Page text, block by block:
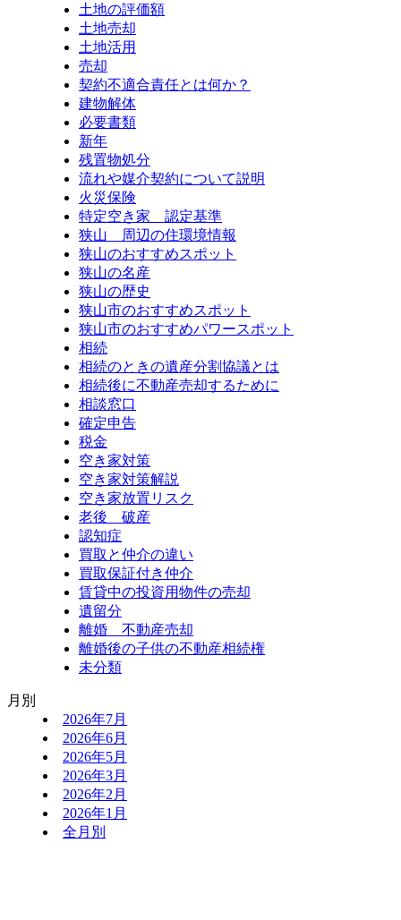
土地の評価額
土地売却
土地活用
売却
契約不適合責任とは何か？
建物解体
必要書類
新年
残置物処分
流れや媒介契約について説明
火災保険
特定空き家 認定基準
狭山 周辺の住環境情報
狭山のおすすめスポット
狭山の名産
狭山の歴史
狭山市のおすすめスポット
狭山市のおすすめパワースポット
相続
相続のときの遺産分割協議とは
相続後に不動産売却するために
相談窓口
確定申告
税金
空き家対策
空き家対策解説
空き家放置リスク
老後 破産
認知症
買取と仲介の違い
買取保証付き仲介
賃貸中の投資用物件の売却
遺留分
離婚 不動産売却
離婚後の子供の不動産相続権
未分類
月別
2026年7月
2026年6月
2026年5月
2026年3月
2026年2月
2026年1月
全月別